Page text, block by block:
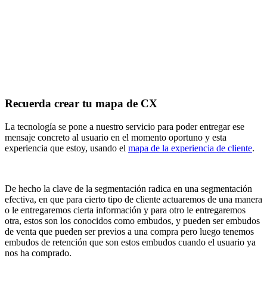
Recuerda crear tu mapa de CX
La tecnología se pone a nuestro servicio para poder entregar ese
mensaje concreto al usuario en el momento oportuno y esta
experiencia que estoy, usando el mapa de la experiencia de cliente.
De hecho la clave de la segmentación radica en una segmentación
efectiva, en que para cierto tipo de cliente actuaremos de una manera
o le entregaremos cierta información y para otro le entregaremos
otra, estos son los conocidos como embudos, y pueden ser embudos
de venta que pueden ser previos a una compra pero luego tenemos
embudos de retención que son estos embudos cuando el usuario ya
nos ha comprado.